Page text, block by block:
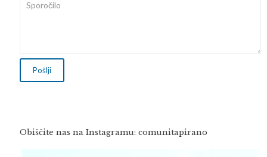
Obiščite nas na Instagramu: comunitapirano